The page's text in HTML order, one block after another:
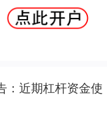
：近期杠杆资金使